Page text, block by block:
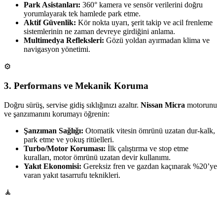
Park Asistanları: 360° kamera ve sensör verilerini doğru
yorumlayarak tek hamlede park etme.
Aktif Güvenlik: Kör nokta uyarı, şerit takip ve acil frenleme
sistemlerinin ne zaman devreye girdiğini anlama.
Multimedya Refleksleri: Gözü yoldan ayırmadan klima ve
navigasyon yönetimi.
⚙️
3. Performans ve Mekanik Koruma
Doğru sürüş, servise gidiş sıklığınızı azaltır. Nissan Micra motorunu
ve şanzımanını korumayı öğrenin:
Şanzıman Sağlığı: Otomatik vitesin ömrünü uzatan dur-kalk,
park etme ve yokuş ritüelleri.
Turbo/Motor Koruması: İlk çalıştırma ve stop etme
kuralları, motor ömrünü uzatan devir kullanımı.
Yakıt Ekonomisi: Gereksiz fren ve gazdan kaçınarak %20’ye
varan yakıt tasarrufu teknikleri.
🧘